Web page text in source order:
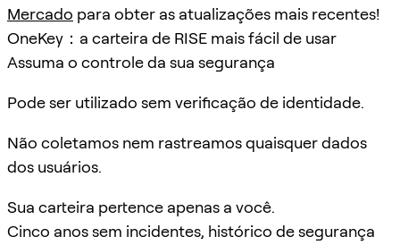
Mercado para obter as atualizações mais recentes!
OneKey：a carteira de RISE mais fácil de usar
Assuma o controle da sua segurança
Pode ser utilizado sem verificação de identidade.
Não coletamos nem rastreamos quaisquer dados
dos usuários.
Sua carteira pertence apenas a você.
Cinco anos sem incidentes, histórico de segurança